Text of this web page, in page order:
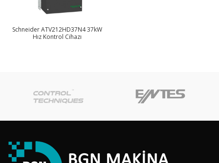
Schneider ATV212HD37N4 37kW
Hız Kontrol Cihazı